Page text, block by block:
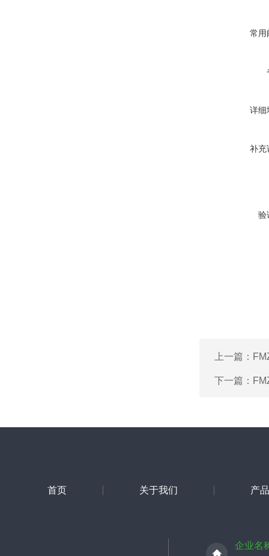
常用
详细
补充
验
上一篇：
下一篇：
首页 关于我们 产
企业名